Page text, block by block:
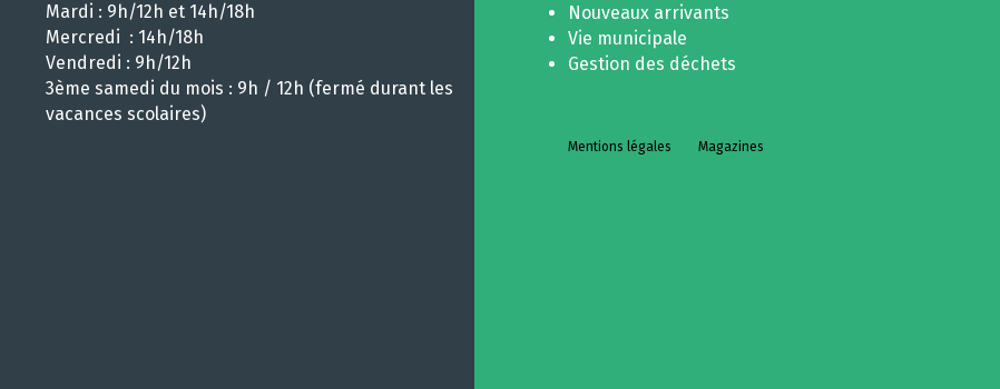
Mardi : 9h/12h et 14h/18h
Mercredi : 14h/18h
Vendredi : 9h/12h
3ème samedi du mois : 9h / 12h (fermé durant les
vacances scolaires)
Nouveaux arrivants
Vie municipale
Gestion des déchets
Mentions légales Magazines